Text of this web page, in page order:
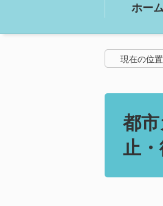
ホーム
現在の位置
都
止